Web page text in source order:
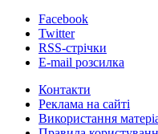
Facebook
Twitter
RSS-стрічки
E-mail розсилка
Контакти
Реклама на сайті
Використання